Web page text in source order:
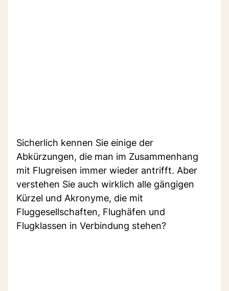
Sicherlich kennen Sie einige der
Abkürzungen, die man im Zusammenhang
mit Flugreisen immer wieder antrifft. Aber
verstehen Sie auch wirklich alle gängigen
Kürzel und Akronyme, die mit
Fluggesellschaften, Flughäfen und
Flugklassen in Verbindung stehen?